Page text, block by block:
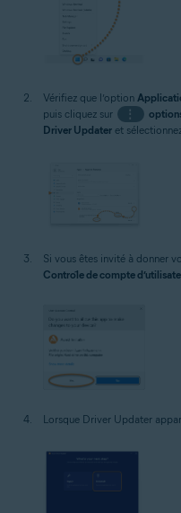
Vérifiez que l’option
puis cliquez sur
⋮
Driver Updater et
Si vous êtes invité à donner
Contrôle de compte
Lorsque Driver Updater